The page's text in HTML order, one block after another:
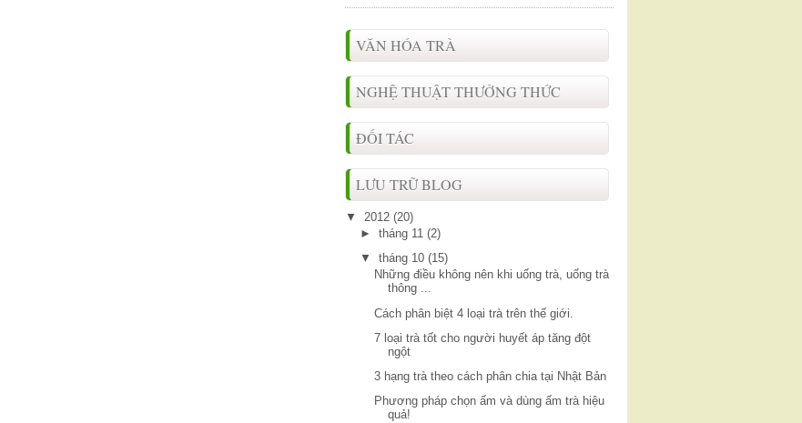
VĂN HÓA TRÀ
NGHỆ THUẬT THƯỞNG THỨC
ĐỐI TÁC
LƯU TRỮ BLOG
▼ 2012 (20)
► tháng 11 (2)
▼ tháng 10 (15)
Những điều không nên khi uống trà, uống trà
thông ...
Cách phân biệt 4 loại trà trên thế giới.
7 loại trà tốt cho người huyết áp tăng đột
ngột
3 hạng trà theo cách phân chia tại Nhật Bản
Phương pháp chọn ấm và dùng ấm trà hiệu
quả!